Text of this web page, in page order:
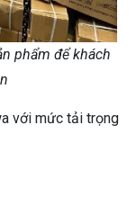
phẩm để khách
với mức tải trọng